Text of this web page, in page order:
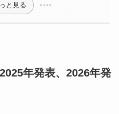
と見る
年発表、2026年発